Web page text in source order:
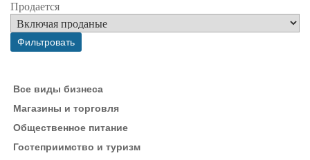
Продается
Все виды бизнеса
Магазины и торговля
Общественное питание
Гостеприимство и туризм